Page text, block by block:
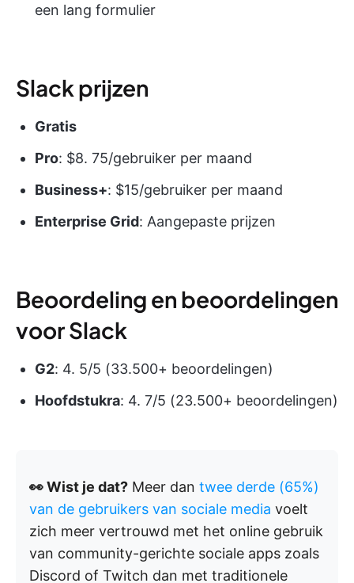
een lang formulier
Slack prijzen
Gratis
Pro: $8. 75/gebruiker per maand
Business+: $15/gebruiker per maand
Enterprise Grid: Aangepaste prijzen
Beoordeling en beoordelingen
voor Slack
G2: 4. 5/5 (33.500+ beoordelingen)
Hoofdstukra: 4. 7/5 (23.500+ beoordelingen)
👀 Wist je dat? Meer dan twee derde (65%)
van de gebruikers van sociale media voelt
zich meer vertrouwd met het online gebruik
van community-gerichte sociale apps zoals
Discord of Twitch dan met traditionele